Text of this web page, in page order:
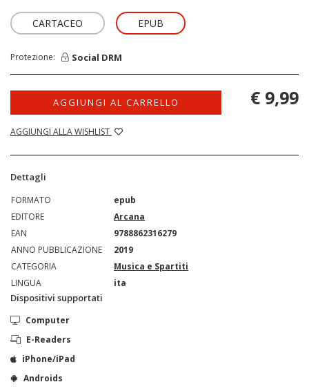
CARTACEO EPUB
Protezione: Social DRM
AGGIUNGI AL CARRELLO
AGGIUNGI ALLA WISHLIST
€ 9,99
Dettagli
FORMATO
epub
EDITORE
Arcana
EAN
9788862316279
ANNO PUBBLICAZIONE
2019
CATEGORIA
Musica e Spartiti
LINGUA
ita
Dispositivi supportati
Computer
E-Readers
iPhone/iPad
Androids